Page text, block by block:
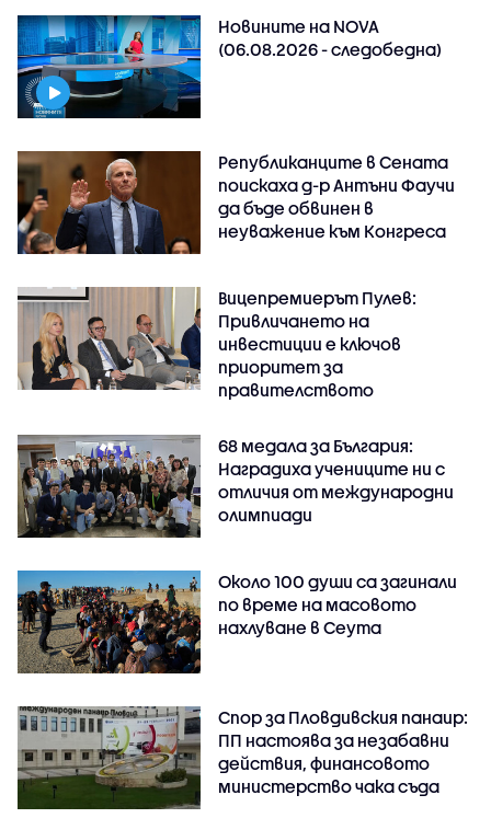
Новините на NOVA
(06.08.2026 - следобедна)
Републиканците в Сената
поискаха д-р Антъни Фаучи
да бъде обвинен в
неуважение към Конгреса
Вицепремиерът Пулев:
Привличането на
инвестиции е ключов
приоритет за
правителството
68 медала за България:
Наградиха учениците ни с
отличия от международни
олимпиади
Около 100 души са загинали
по време на масовото
нахлуване в Сеута
Спор за Пловдивския панаир:
ПП настоява за незабавни
действия, финансовото
министерство чака съда